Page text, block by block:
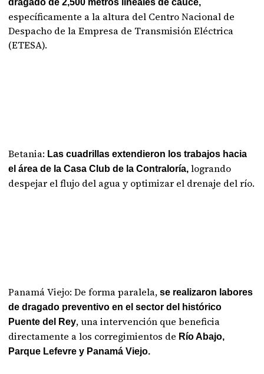
dragado de 2,500 metros lineales de cauce,
específicamente a la altura del Centro Nacional de
Despacho de la Empresa de Transmisión Eléctrica
(ETESA).
Betania: Las cuadrillas extendieron los trabajos hacia
el área de la Casa Club de la Contraloría, logrando
despejar el flujo del agua y optimizar el drenaje del río.
Panamá Viejo: De forma paralela, se realizaron labores
de dragado preventivo en el sector del histórico
Puente del Rey, una intervención que beneficia
directamente a los corregimientos de Río Abajo,
Parque Lefevre y Panamá Viejo.